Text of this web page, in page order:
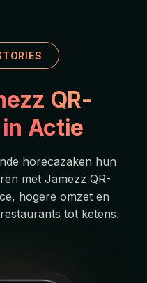
QR-
Actie
horecazaken hun
met Jamezz QR-
hogere omzet en
tot ketens.